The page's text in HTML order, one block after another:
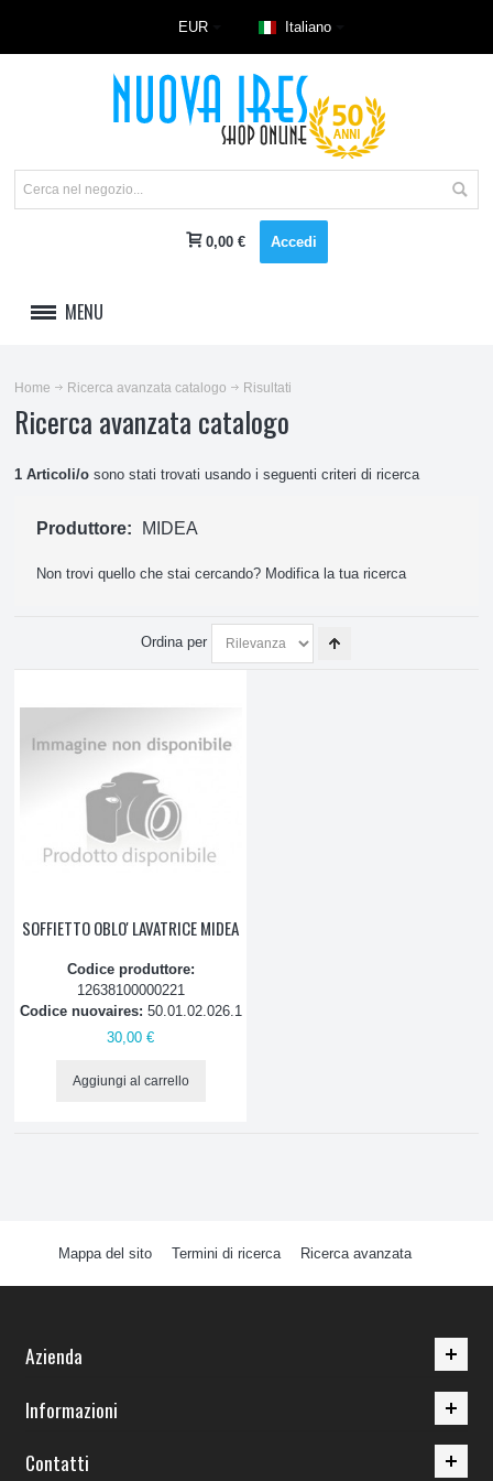
EUR Italiano
0,00 € Accedi
MENU
REFRIGERAZIONE E CLIMA
CUCINE E RISCALDAMENTO
ATTREZZATURE E PRODOTTI PULIZIA
PICCOLO ELETTRODOMESTICO, ASPIRAZIONE
Home Ricerca avanzata catalogo Risultati
Ricerca avanzata catalogo
1 Articoli/o sono stati trovati usando i seguenti criteri di ricerca
Produttore: MIDEA
Non trovi quello che stai cercando? Modifica la tua ricerca
Ordina per
SOFFIETTO OBLO' LAVATRICE MIDEA
Codice produttore:
12638100000221
Codice nuovaires: 50.01.02.026.1
30,00 €
Aggiungi al carrello
Mappa del sito Termini di ricerca Ricerca avanzata
Azienda
Informazioni
Contatti